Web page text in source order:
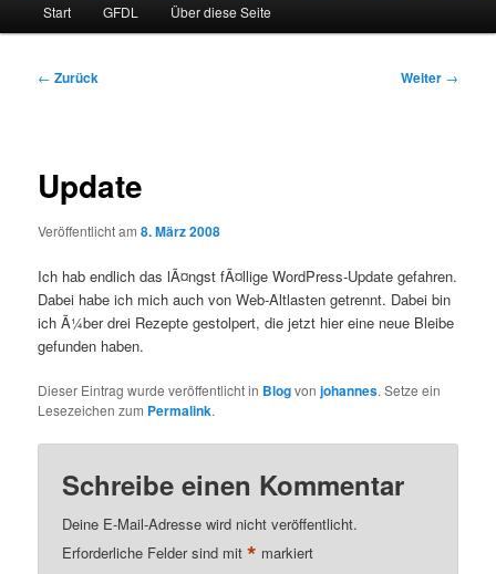
Start GFDL Über diese Seite
Beitragsnavigation
← Zurück Weiter →
Update
Veröffentlicht am8. März 2008
Ich hab endlich das lÃ¤ngst fÃ¤llige WordPress-Update gefahren.
Dabei habe ich mich auch von Web-Altlasten getrennt. Dabei bin
ich Ã¼ber drei Rezepte gestolpert, die jetzt hier eine neue Bleibe
gefunden haben.
Dieser Eintrag wurde veröffentlicht in Blogvonjohannes. Setze ein
Lesezeichen zum Permalink.
Schreibe einen Kommentar
Deine E-Mail-Adresse wird nicht veröffentlicht.
Erforderliche Felder sind mit* markiert